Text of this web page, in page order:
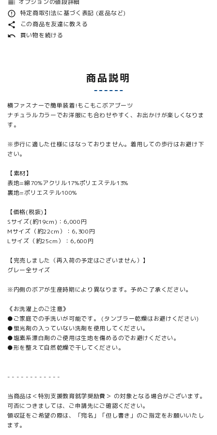
toc オプションの値段詳細
error_outline 特定商取引法に基づく表記 (返品など)
share この商品を友達に教える
undo 買い物を続ける
商品説明
横ファスナーで簡単装着!もこもこボアブーツ
ナチュラルカラーでお洋服にも合わせやすく、お出かけが楽しくなりま
す。
※歩行に適した仕様にはなっておりません。着用しての歩行はお避け下
さい。
【素材】
表地=綿70%アクリル17%ポリエステル13%
裏地=ポリエステル100%
【価格(税抜)】
Sサイズ(約19cm)：6,000円
Mサイズ（約22cm）：6,300円
Lサイズ（約25cm）：6,600円
【完売しました（再入荷の予定はございません）】
グレー全サイズ
※内側のボアが生産時期により異なります。予めご了承ください。
《お洗濯上のご注意》
●ご家庭での手洗いが可能です。 (タンブラー乾燥はお避けください)
●蛍光剤の入っていない洗剤を使用してください。
●塩素系漂白剤のご使用は生地を傷めるのでお避けください。
●形を整えて自然乾燥で干してください。
- - - - - - - - - - - -
当商品は＜特別支援教育就学奨励費＞ の対象となる場合がございます。
可否につきましては、ご申請先にご確認ください。
領収証をご希望の際は、「宛名」「但し書き」のご指定をお願いいたし
ます。